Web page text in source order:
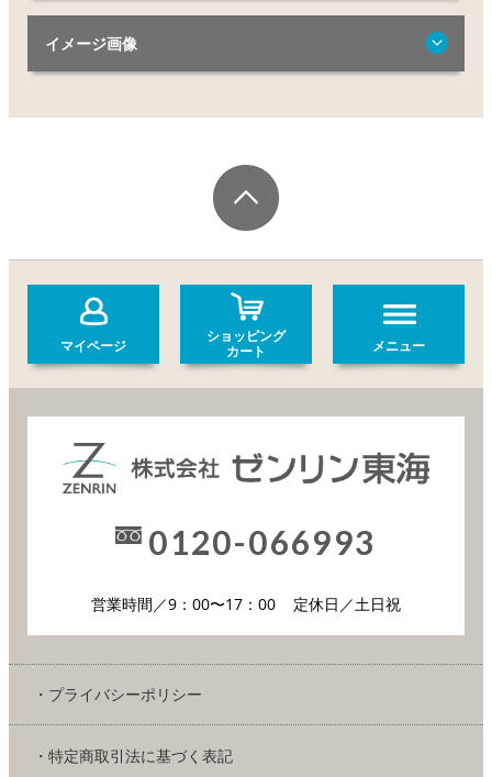
イメージ画像
マイページ
ショッピング
カート
メニュー
0120-066993
営業時間／9：00〜17：00 定休日／土日祝
・プライバシーポリシー
・特定商取引法に基づく表記